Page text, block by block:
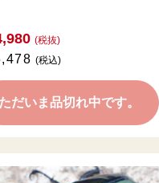
(税抜)
(税込)
だいま品切れ中です。